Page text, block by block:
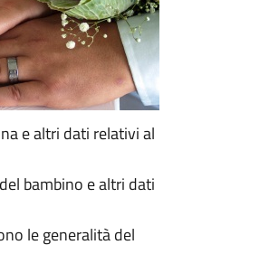
e altri dati relativi al
bambino e altri dati
le generalità del